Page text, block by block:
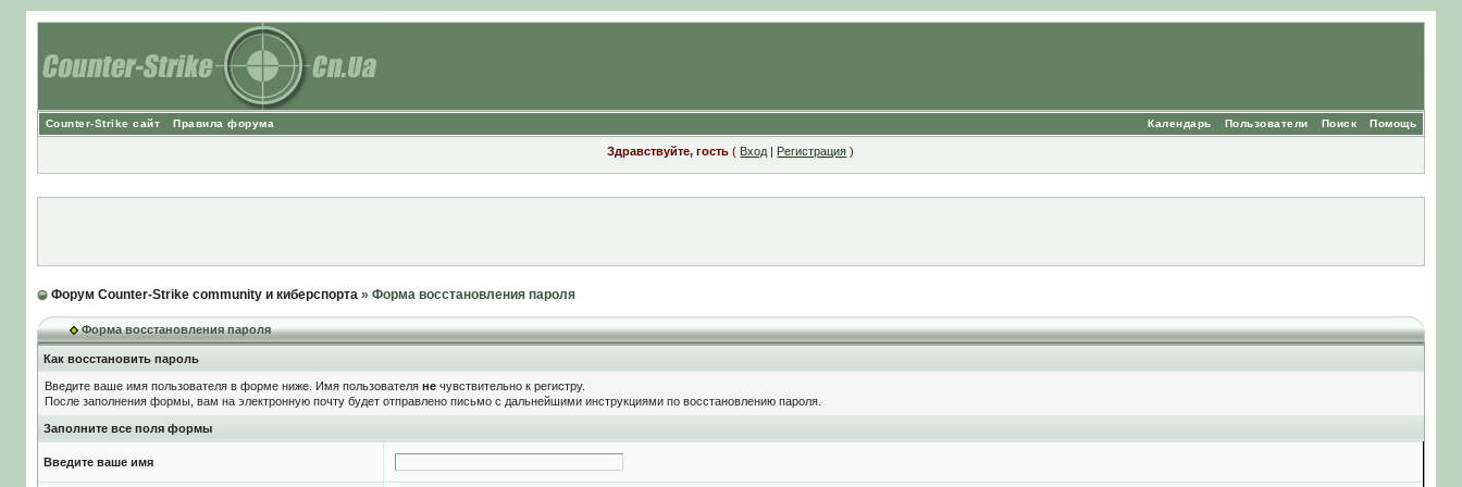
Counter-Strike сайт Правила форума Помощь
Поиск
Пользователи
Календарь
Здравствуйте, гость ( Вход | Регистрация )
Форум Counter-Strike community и киберспорта» Форма восстановления пароля
Форма восстановления пароля
Как восстановить пароль
Введите ваше имя пользователя в форме ниже. Имя пользователя нечувствительно к регистру.
После заполнения формы, вам на электронную почту будет отправлено письмо с дальнейшими инструкциями по восстановлению пароля.
Заполните все поля формы
Введите ваше имя